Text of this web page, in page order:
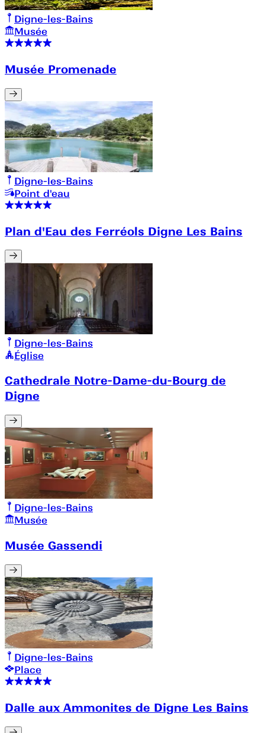
Digne-les-Bains
Musée
Musée Promenade
Digne-les-Bains
Point d'eau
Plan d'Eau des Ferréols Digne Les Bains
Digne-les-Bains
Église
Cathedrale Notre-Dame-du-Bourg de
Digne
Digne-les-Bains
Musée
Musée Gassendi
Digne-les-Bains
Place
Dalle aux Ammonites de Digne Les Bains